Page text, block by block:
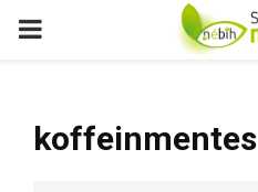
P
koffeinmentes